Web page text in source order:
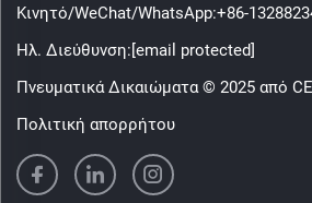
Κινητό/WeChat/WhatsApp:+86-
Ηλ. Διεύθυνση:[email protected]
Πνευματικά Δικαιώματα © 2025 από
Πολιτική απορρήτου